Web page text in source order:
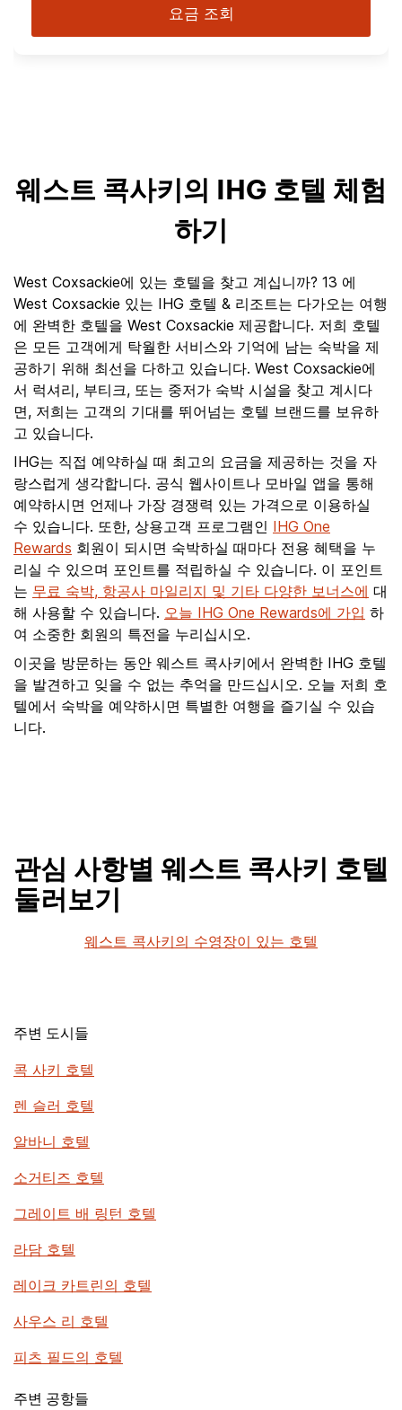
요금 조회
웨스트 콕사키의 IHG 호텔 체험
하기
West Coxsackie에 있는 호텔을 찾고 계십니까? 13 에
West Coxsackie 있는 IHG 호텔 & 리조트는 다가오는 여행
에 완벽한 호텔을 West Coxsackie 제공합니다. 저희 호텔
은 모든 고객에게 탁월한 서비스와 기억에 남는 숙박을 제
공하기 위해 최선을 다하고 있습니다. West Coxsackie에
서 럭셔리, 부티크, 또는 중저가 숙박 시설을 찾고 계시다
면, 저희는 고객의 기대를 뛰어넘는 호텔 브랜드를 보유하
고 있습니다.
IHG는 직접 예약하실 때 최고의 요금을 제공하는 것을 자
랑스럽게 생각합니다. 공식 웹사이트나 모바일 앱을 통해
예약하시면 언제나 가장 경쟁력 있는 가격으로 이용하실
수 있습니다. 또한, 상용고객 프로그램인 IHG One
Rewards 회원이 되시면 숙박하실 때마다 전용 혜택을 누
리실 수 있으며 포인트를 적립하실 수 있습니다. 이 포인트
는 무료 숙박, 항공사 마일리지 및 기타 다양한 보너스에 대
해 사용할 수 있습니다. 오늘 IHG One Rewards에 가입 하
여 소중한 회원의 특전을 누리십시오.
이곳을 방문하는 동안 웨스트 콕사키에서 완벽한 IHG 호텔
을 발견하고 잊을 수 없는 추억을 만드십시오. 오늘 저희 호
텔에서 숙박을 예약하시면 특별한 여행을 즐기실 수 있습
니다.
관심 사항별 웨스트 콕사키 호텔
둘러보기
웨스트 콕사키의 수영장이 있는 호텔
주변 도시들
콕 사키 호텔
렌 슬러 호텔
알바니 호텔
소거티즈 호텔
그레이트 배 링턴 호텔
라담 호텔
레이크 카트린의 호텔
사우스 리 호텔
피츠 필드의 호텔
주변 공항들